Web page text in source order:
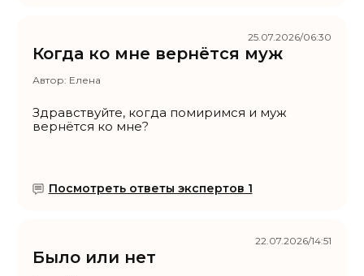
Когда ко мне вернётся муж
Автор: Елена
Здравствуйте, когда помиримся и муж
вернётся ко мне?
Посмотреть ответы экспертов 1
25.07.2026/06:30
Было или нет
22.07.2026/14:51